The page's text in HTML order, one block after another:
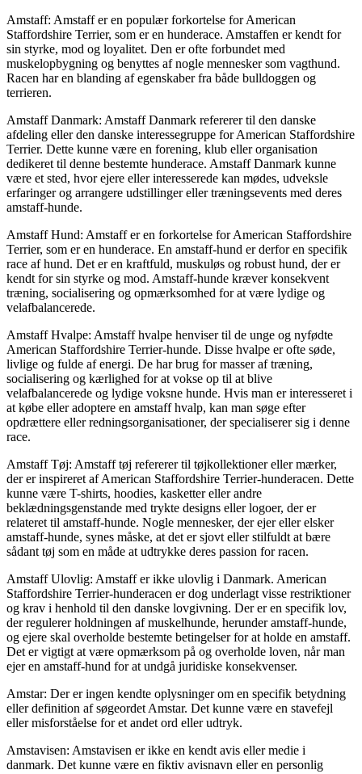
Amstaff: Amstaff er en populær forkortelse for American
Staffordshire Terrier, som er en hunderace. Amstaffen er kendt for
sin styrke, mod og loyalitet. Den er ofte forbundet med
muskelopbygning og benyttes af nogle mennesker som vagthund.
Racen har en blanding af egenskaber fra både bulldoggen og
terrieren.
Amstaff Danmark: Amstaff Danmark refererer til den danske
afdeling eller den danske interessegruppe for American Staffordshire
Terrier. Dette kunne være en forening, klub eller organisation
dedikeret til denne bestemte hunderace. Amstaff Danmark kunne
være et sted, hvor ejere eller interesserede kan mødes, udveksle
erfaringer og arrangere udstillinger eller træningsevents med deres
amstaff-hunde.
Amstaff Hund: Amstaff er en forkortelse for American Staffordshire
Terrier, som er en hunderace. En amstaff-hund er derfor en specifik
race af hund. Det er en kraftfuld, muskuløs og robust hund, der er
kendt for sin styrke og mod. Amstaff-hunde kræver konsekvent
træning, socialisering og opmærksomhed for at være lydige og
velafbalancerede.
Amstaff Hvalpe: Amstaff hvalpe henviser til de unge og nyfødte
American Staffordshire Terrier-hunde. Disse hvalpe er ofte søde,
livlige og fulde af energi. De har brug for masser af træning,
socialisering og kærlighed for at vokse op til at blive
velafbalancerede og lydige voksne hunde. Hvis man er interesseret i
at købe eller adoptere en amstaff hvalp, kan man søge efter
opdrættere eller redningsorganisationer, der specialiserer sig i denne
race.
Amstaff Tøj: Amstaff tøj refererer til tøjkollektioner eller mærker,
der er inspireret af American Staffordshire Terrier-hunderacen. Dette
kunne være T-shirts, hoodies, kasketter eller andre
beklædningsgenstande med trykte designs eller logoer, der er
relateret til amstaff-hunde. Nogle mennesker, der ejer eller elsker
amstaff-hunde, synes måske, at det er sjovt eller stilfuldt at bære
sådant tøj som en måde at udtrykke deres passion for racen.
Amstaff Ulovlig: Amstaff er ikke ulovlig i Danmark. American
Staffordshire Terrier-hunderacen er dog underlagt visse restriktioner
og krav i henhold til den danske lovgivning. Der er en specifik lov,
der regulerer holdningen af muskelhunde, herunder amstaff-hunde,
og ejere skal overholde bestemte betingelser for at holde en amstaff.
Det er vigtigt at være opmærksom på og overholde loven, når man
ejer en amstaff-hund for at undgå juridiske konsekvenser.
Amstar: Der er ingen kendte oplysninger om en specifik betydning
eller definition af søgeordet Amstar. Det kunne være en stavefejl
eller misforståelse for et andet ord eller udtryk.
Amstavisen: Amstavisen er ikke en kendt avis eller medie i
danmark. Det kunne være en fiktiv avisnavn eller en personlig